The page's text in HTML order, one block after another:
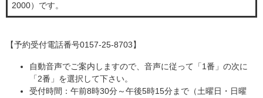
2000）です。
【予約受付電話番号0157-25-8703】
自動音声でご案内しますので、音声に従って「1番」の次に
「2番」を選択して下さい。
受付時間：午前8時30分～午後5時15分まで（土曜日・日曜